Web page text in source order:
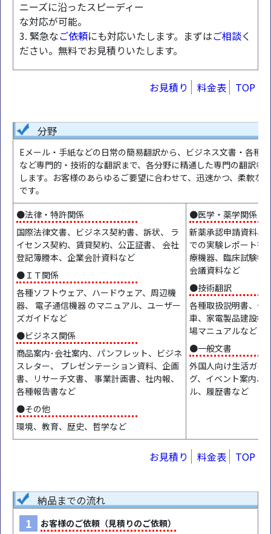
ニーズに沿ったスピーディー
な対応が可能。
3. 緊急なご依頼にも対応いたします。まずはご相談く
ださい。無料でお見積りいたします。
お見積り 料金表 TOP
分野
Eメール・手紙などの日常の簡易翻訳から、ビジネス文書・各種
など専門的・技術的な翻訳まで、各分野に精通した専門の翻訳者
します。お客様のあらゆるご要望に合わせて、迅速かつ、柔軟な
です。
●法律・特許関係
国際法律文書、ビジネス契約書、訴状、 ラ
イセンス契約、賃貸契約、公正証書、 会社
登記簿謄本、企業会計資料など
●ＩＴ関係
各種ソフトウェア、ハードウェア、周辺機
器、 電子通信機器 のマニュアル、ユーザー
ズガイドなど
●ビジネス関係
商品案内･会社案内、パンフレット、ビジネ
スレター、 プレゼンテーション資料、企画
書、リサーチ文書、 事業計画書、社内報、
各種報告書など
●その他
環境、教育、歴史、哲学など
●医学・薬学関係
新薬承認申請資料、
での実験レポート等
療機器、臨床試験報
会議資料など
●技術翻訳
各種取扱説明書、仕
車、家電製品建設機
場マニュアルなど
●一般文書
外国人向け生活ガイ
グ、イベント案内、
ル、履歴書など
お見積り 料金表 TOP
納品までの流れ
1 お客様のご依頼（見積りのご依頼）